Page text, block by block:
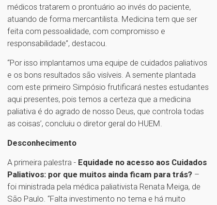
médicos tratarem o prontuário ao invés do paciente,
atuando de forma mercantilista. Medicina tem que ser
feita com pessoalidade, com compromisso e
responsabilidade”, destacou.
“Por isso implantamos uma equipe de cuidados paliativos
e os bons resultados são visíveis. A semente plantada
com este primeiro Simpósio frutificará nestes estudantes
aqui presentes, pois temos a certeza que a medicina
paliativa é do agrado de nosso Deus, que controla todas
as coisas’, concluiu o diretor geral do HUEM.
Desconhecimento
A primeira palestra - Equidade no acesso aos Cuidados
Paliativos: por que muitos ainda ficam para trás? –
foi ministrada pela médica paliativista Renata Meiga, de
São Paulo. “Falta investimento no tema e há muito